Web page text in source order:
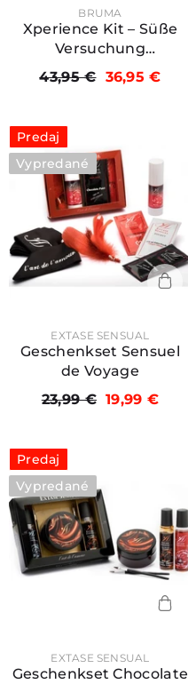
BRUMA
Xperience Kit – Süße
Versuchung
Wassermelone (mit
Orgasmus-Booster)
43,95 € 36,95 €
Predaj
Vypredané
PREDAJCA:EXTASE SENSUAL
Geschenkset Sensuel
de Voyage
23,99 € 19,99 €
Predaj
Vypredané
PREDAJCA:EXTASE SENSUAL
Geschenkset Chocolate